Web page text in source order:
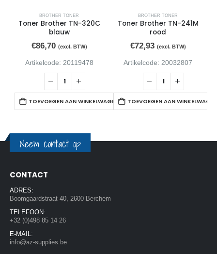
BROTHER TONER
Toner Brother TN-320C
blauw
€86,70 (excl. BTW)
Artikelcode: 20119478
TOEVOEGEN AAN WINKELWAGEN
BROTHER TONER
Toner Brother TN-241M
rood
€72,93 (excl. BTW)
Artikelcode: 20032807
TOEVOEGEN AAN
Neem contact op
CONTACT
ADRES:
Boomgaardstraat 40, 2600 Berchem
TELEFOON:
+32 (0)498 85 14 26
E-MAIL:
info@az-supplies.be